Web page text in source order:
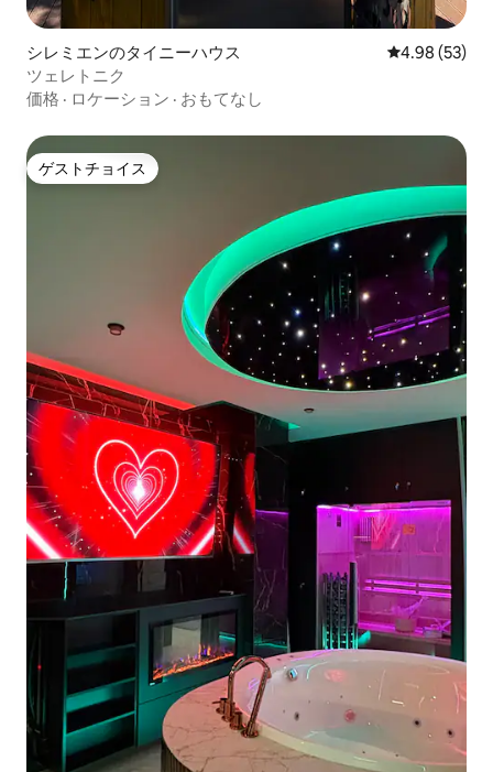
シレミエンのタイニーハウス レビュー53
4.98 (53)
ツェレトニク
価格 · ロケーション · おもてなし
ゲストチョイス
ゲストチョイス